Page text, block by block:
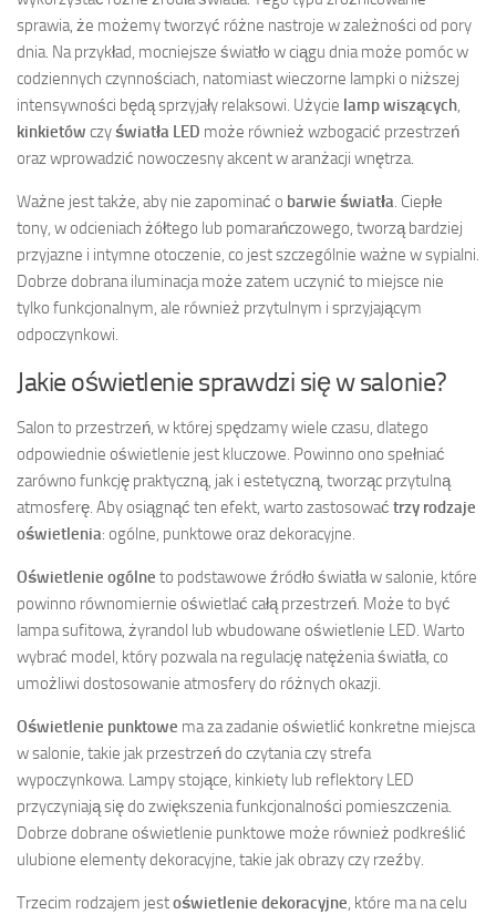
sprawia, że możemy tworzyć różne nastroje w zależności od pory
dnia. Na przykład, mocniejsze światło w ciągu dnia może pomóc w
codziennych czynnościach, natomiast wieczorne lampki o niższej
intensywności będą sprzyjały relaksowi. Użycie lamp wiszących
kinkietów czyświatła LED może również wzbogacić przestrzeń
oraz wprowadzić nowoczesny akcent w aranżacji wnętrza.
Ważne jest także, aby nie zapominać o barwie światła . Ciepłe
tony, w odcieniach żółtego lub pomarańczowego, tworzą bardziej
przyjazne i intymne otoczenie, co jest szczególnie ważne w sypialni.
Dobrze dobrana iluminacja może zatem uczynić to miejsce nie
tylko funkcjonalnym, ale również przytulnym i sprzyjającym
odpoczynkowi.
Jakie oświetlenie sprawdzi się w salonie?
Salon to przestrzeń, w której spędzamy wiele czasu, dlatego
odpowiednie oświetlenie jest kluczowe. Powinno ono spełniać
zarówno funkcję praktyczną, jak i estetyczną, tworząc przytulną
atmosferę. Aby osiągnąć ten efekt, warto zastosować trzy rodzaje
oświetlenia: ogólne, punktowe oraz dekoracyjne.
Oświetlenie ogólne to podstawowe źródło światła w salonie, które
powinno równomiernie oświetlać całą przestrzeń. Może to być
lampa sufitowa, żyrandol lub wbudowane oświetlenie LED. Warto
wybrać model, który pozwala na regulację natężenia światła, co
umożliwi dostosowanie atmosfery do różnych okazji.
Oświetlenie punktowe ma za zadanie oświetlić konkretne miejsca
w salonie, takie jak przestrzeń do czytania czy strefa
wypoczynkowa. Lampy stojące, kinkiety lub reflektory LED
przyczyniają się do zwiększenia funkcjonalności pomieszczenia.
Dobrze dobrane oświetlenie punktowe może również podkreślić
ulubione elementy dekoracyjne, takie jak obrazy czy rzeźby.
Trzecim rodzajem jestoświetlenie dekoracyjne , które ma na celu